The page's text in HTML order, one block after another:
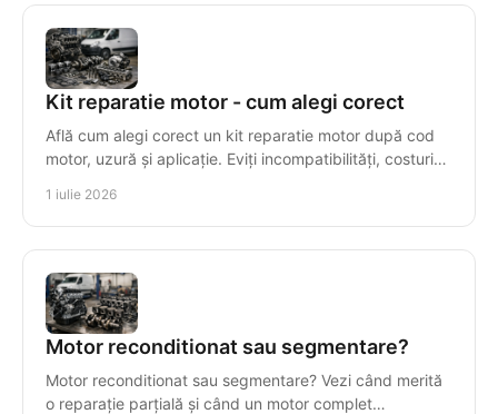
Kit reparatie motor - cum alegi corect
Află cum alegi corect un kit reparatie motor după cod
motor, uzură și aplicație. Eviți incompatibilități, costuri
1 iulie 2026
Motor reconditionat sau segmentare?
Motor reconditionat sau segmentare? Vezi când merită
o reparație parțială și când un motor complet